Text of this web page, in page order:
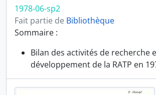
1978-06-sp2
Fait partie de Bibliothèque
Sommaire :
Bilan des activités de recherche
développement de la RATP en